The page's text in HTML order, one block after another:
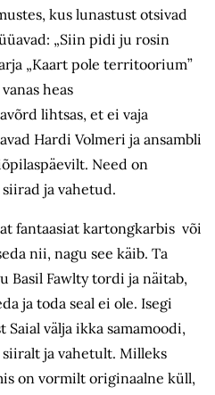
kus lunastust otsivad
„Siin pidi ju rosin
„Kaart pole territoorium”
heas
lihtsas, et ei vaja
Hardi Volmeri ja ansambli
Need on
siirad ja vahetud.
fantaasiat kartongkarbis või
nii, nagu see käib. Ta
Basil Fawlty tordi ja näitab,
ja toda seal ei ole. Isegi
Saial välja ikka samamoodi,
ja vahetult. Milleks
on vormilt originaalne küll,